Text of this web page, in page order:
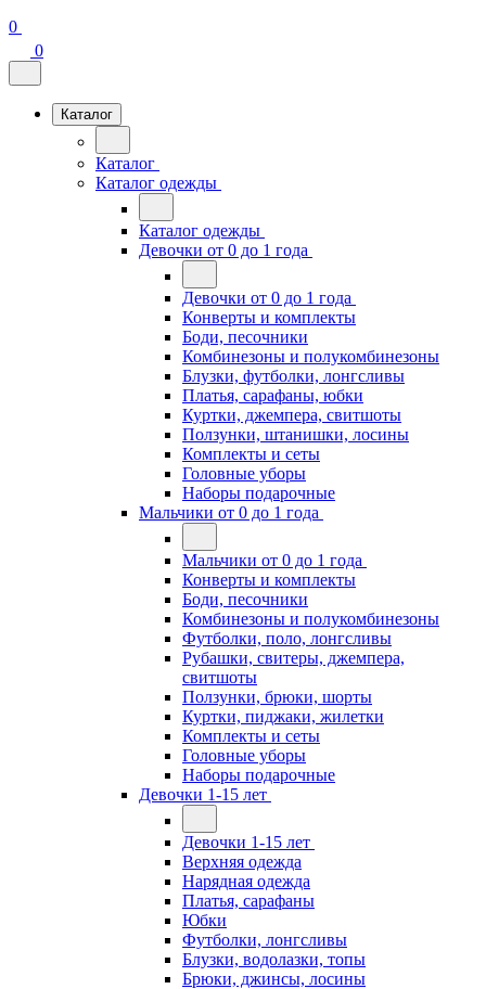
0
0
Каталог
Каталог
Каталог одежды
Каталог одежды
Девочки от 0 до 1 года
Девочки от 0 до 1 года
Конверты и комплекты
Боди, песочники
Комбинезоны и полукомбинезоны
Блузки, футболки, лонгсливы
Платья, сарафаны, юбки
Куртки, джемпера, свитшоты
Ползунки, штанишки, лосины
Комплекты и сеты
Головные уборы
Наборы подарочные
Мальчики от 0 до 1 года
Мальчики от 0 до 1 года
Конверты и комплекты
Боди, песочники
Комбинезоны и полукомбинезоны
Футболки, поло, лонгсливы
Рубашки, свитеры, джемпера,
свитшоты
Ползунки, брюки, шорты
Куртки, пиджаки, жилетки
Комплекты и сеты
Головные уборы
Наборы подарочные
Девочки 1-15 лет
Девочки 1-15 лет
Верхняя одежда
Нарядная одежда
Платья, сарафаны
Юбки
Футболки, лонгсливы
Блузки, водолазки, топы
Брюки, джинсы, лосины